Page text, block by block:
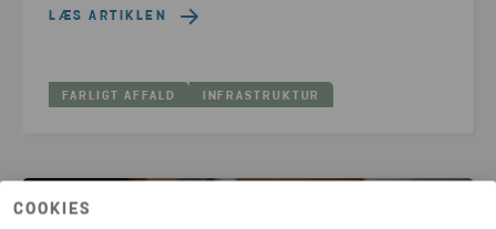
COOKIES
LÆS ARTIKLEN
FARLIGT AFFALD INFRASTRUKTUR